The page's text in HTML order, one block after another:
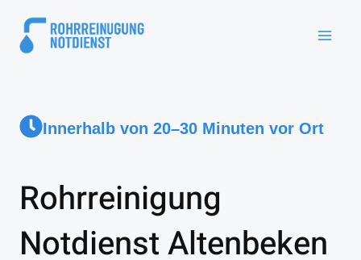
Innerhalb von 20–30 Minuten vor Ort
Rohrreinigung
Notdienst Altenbeken